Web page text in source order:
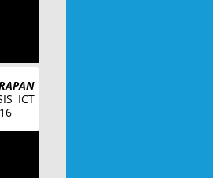
ICT